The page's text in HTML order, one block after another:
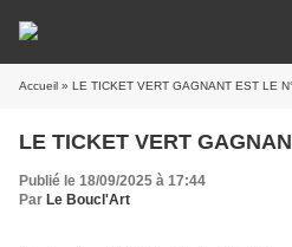
Accueil » LE TICKET VERT GAGNANT EST LE
LE TICKET VERT
Publié le 18/09/2025 à 17:44
Par Le Boucl'Art